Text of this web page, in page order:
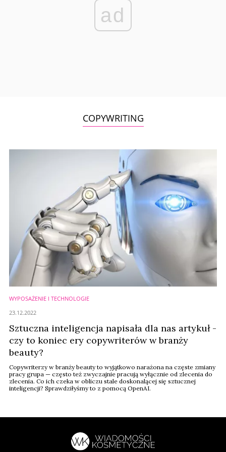
ad
COPYWRITING
WYPOSAŻENIE I TECHNOLOGIE
Sztuczna inteligencja napisała dla nas artykuł -
czy to koniec ery copywriterów w branży
beauty?
Copywriterzy w branży beauty to wyjątkowo narażona na częste zmiany
pracy grupa — często też zwyczajnie pracują wyłącznie od zlecenia do
zlecenia. Co ich czeka w obliczu stale doskonalącej się sztucznej
inteligencji? Sprawdziłyśmy to z pomocą OpenAI.
23.12.2022